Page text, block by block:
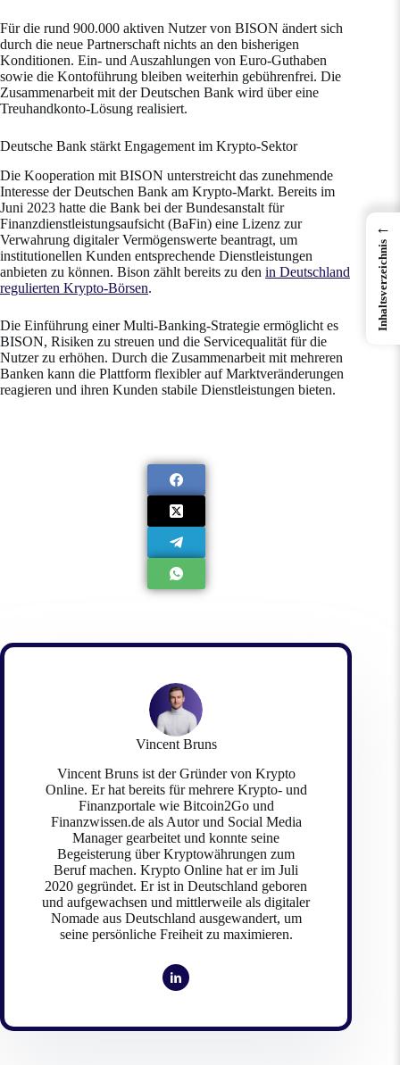
Für die rund 900.000 aktiven Nutzer von BISON ändert sich
durch die neue Partnerschaft nichts an den bisherigen
Konditionen. Ein- und Auszahlungen von Euro-Guthaben
sowie die Kontoführung bleiben weiterhin gebührenfrei. Die
Zusammenarbeit mit der Deutschen Bank wird über eine
Treuhandkonto-Lösung realisiert.
Deutsche Bank stärkt Engagement im Krypto-Sektor
Die Kooperation mit BISON unterstreicht das zunehmende
Interesse der Deutschen Bank am Krypto-Markt. Bereits im
Juni 2023 hatte die Bank bei der Bundesanstalt für
Finanzdienstleistungsaufsicht (BaFin) eine Lizenz zur
Verwahrung digitaler Vermögenswerte beantragt, um
institutionellen Kunden entsprechende Dienstleistungen
anbieten zu können. Bison zählt bereits zu den in Deutschland
regulierten Krypto-Börsen.
Die Einführung einer Multi-Banking-Strategie ermöglicht es
BISON, Risiken zu streuen und die Servicequalität für die
Nutzer zu erhöhen. Durch die Zusammenarbeit mit mehreren
Banken kann die Plattform flexibler auf Marktveränderungen
reagieren und ihren Kunden stabile Dienstleistungen bieten.
Vincent Bruns
Vincent Bruns ist der Gründer von Krypto
Online. Er hat bereits für mehrere Krypto- und
Finanzportale wie Bitcoin2Go und
Finanzwissen.de als Autor und Social Media
Manager gearbeitet und konnte seine
Begeisterung über Kryptowährungen zum
Beruf machen. Krypto Online hat er im Juli
2020 gegründet. Er ist in Deutschland geboren
und aufgewachsen und mittlerweile als digitaler
Nomade aus Deutschland ausgewandert, um
seine persönliche Freiheit zu maximieren.
←
Inhaltsverzeichnis